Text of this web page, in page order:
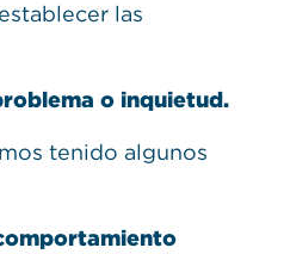
las
o inquietud.
tenido algunos